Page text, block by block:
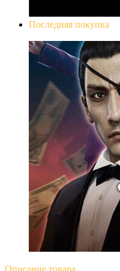
Последняя покупка
Описание товара